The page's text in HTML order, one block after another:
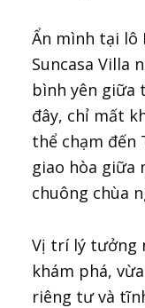
Ẩn mình tại lô
Suncasa Villa
bình yên giữa
đây, chỉ mất
thể chạm đến
giao hòa giữa
chuông chùa
Vị trí lý tưởng
khám phá,
riêng tư và